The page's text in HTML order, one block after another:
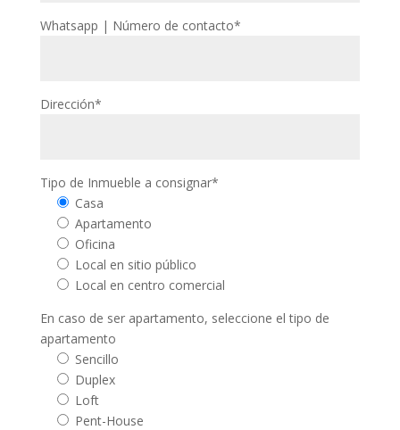
Whatsapp | Número de contacto*
Dirección*
Tipo de Inmueble a consignar*
Casa
Apartamento
Oficina
Local en sitio público
Local en centro comercial
En caso de ser apartamento, seleccione el tipo de
apartamento
Sencillo
Duplex
Loft
Pent-House